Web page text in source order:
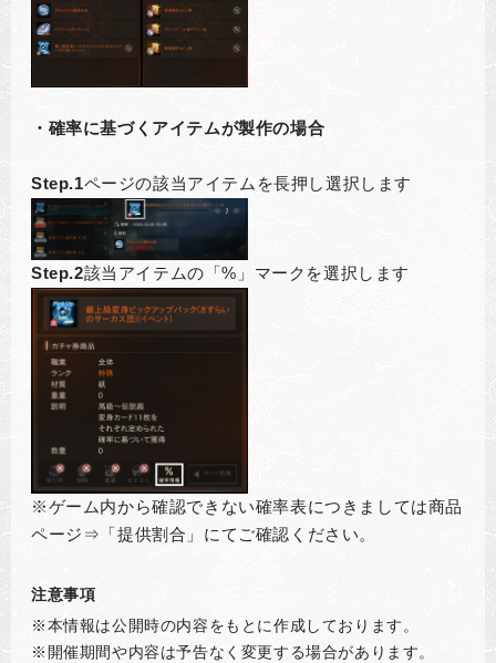
・確率に基づくアイテムが製作の場合
Step.1ページの該当アイテムを長押し選択します
Step.2該当アイテムの「%」マークを選択します
※ゲーム内から確認できない確率表につきましては商品
ページ⇒「提供割合」にてご確認ください。
注意事項
※本情報は公開時の内容をもとに作成しております。
※開催期間や内容は予告なく変更する場合があります。